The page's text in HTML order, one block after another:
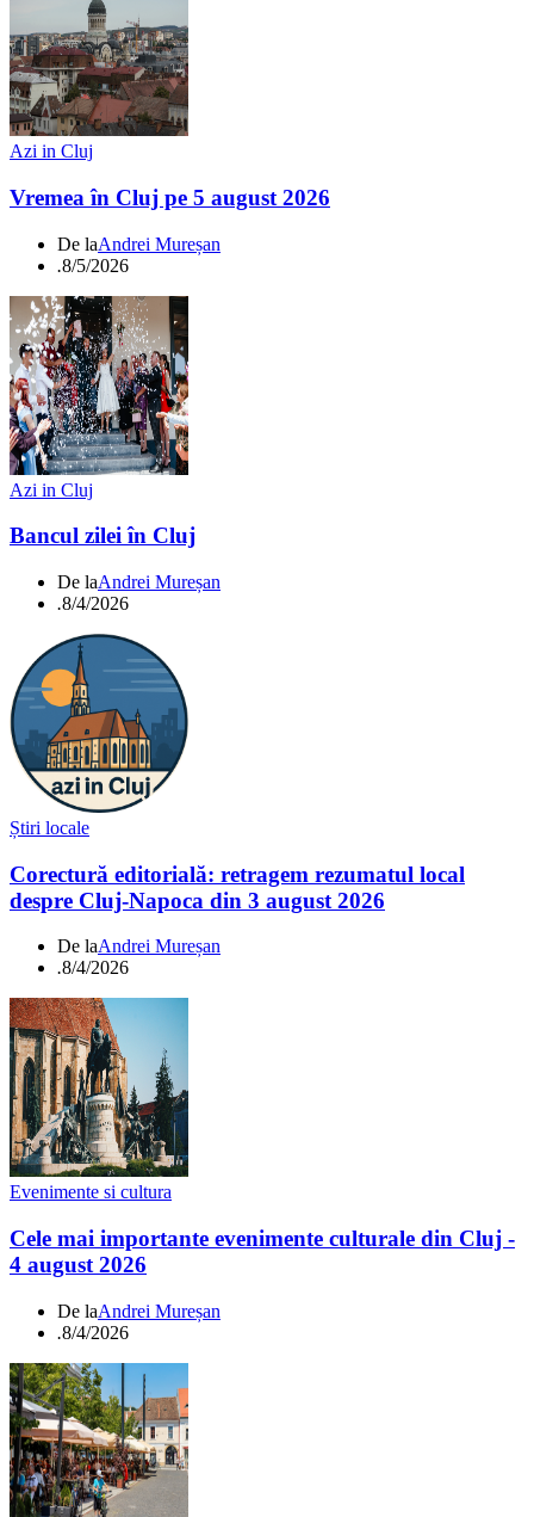
Azi in Cluj
Vremea în Cluj pe 5 august 2026
De laAndrei Mureșan
.8/5/2026
Azi in Cluj
Bancul zilei în Cluj
De laAndrei Mureșan
.8/4/2026
Știri locale
Corectură editorială: retragem rezumatul local
despre Cluj-Napoca din 3 august 2026
De laAndrei Mureșan
.8/4/2026
Evenimente si cultura
Cele mai importante evenimente culturale din Cluj -
4 august 2026
De laAndrei Mureșan
.8/4/2026